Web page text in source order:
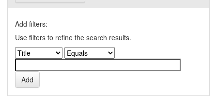
Add filters:
Use filters to refine the search results.